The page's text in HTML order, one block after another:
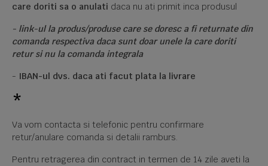
care doriti sa o anulati daca nu ati primit inca produsul
- link-ul la produs/produse care se doresc a fi returnate din
comanda respectiva daca sunt doar unele la care doriti
retur si nu la comanda integrala
- IBAN-ul dvs. daca ati facut plata la livrare
*
Va vom contacta si telefonic pentru confirmare
retur/anulare comanda si detalii ramburs.
Pentru retragerea din contract in termen de 14 zile aveti la